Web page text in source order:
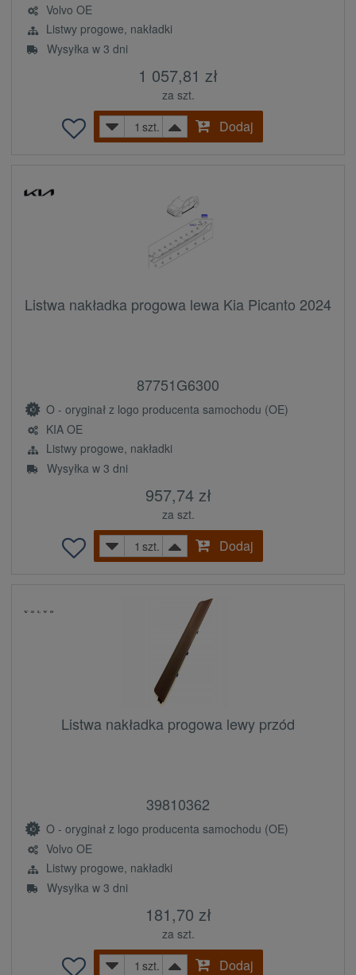
Volvo OE
Listwy progowe, nakładki
Wysyłka w 3 dni
1 057,81 zł
za szt.
szt.
Dodaj
Listwa nakładka progowa lewa Kia Picanto 2024
87751G6300
O - oryginał z logo producenta samochodu (OE)
KIA OE
Listwy progowe, nakładki
Wysyłka w 3 dni
957,74 zł
za szt.
szt.
Dodaj
Listwa nakładka progowa lewy przód
39810362
O - oryginał z logo producenta samochodu (OE)
Volvo OE
Listwy progowe, nakładki
Wysyłka w 3 dni
181,70 zł
za szt.
szt.
Dodaj